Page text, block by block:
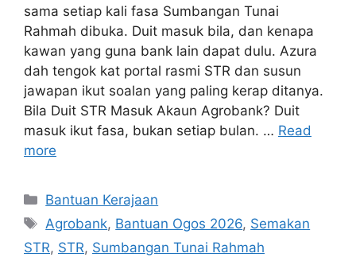
sama setiap kali fasa Sumbangan Tunai
Rahmah dibuka. Duit masuk bila, dan kenapa
kawan yang guna bank lain dapat dulu. Azura
dah tengok kat portal rasmi STR dan susun
jawapan ikut soalan yang paling kerap ditanya.
Bila Duit STR Masuk Akaun Agrobank? Duit
masuk ikut fasa, bukan setiap bulan. … Read
more
Categories
Bantuan Kerajaan
Tags
Agrobank, Bantuan Ogos 2026, Semakan
STR, STR, Sumbangan Tunai Rahmah